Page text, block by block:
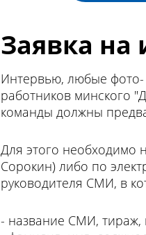
Заявка на
Интервью, любые фото-
работников минского
команды должны
Для этого необходимо
Сорокин) либо по
руководителя СМИ, в
- название СМИ, тираж,